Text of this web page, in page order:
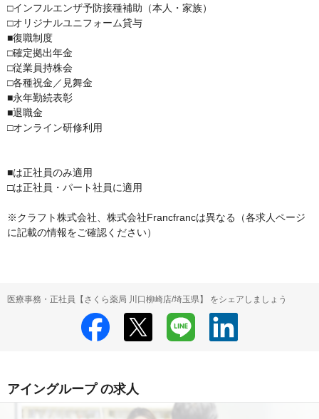
□インフルエンザ予防接種補助（本人・家族）
□オリジナルユニフォーム貸与
■復職制度
□確定拠出年金
□従業員持株会
□各種祝金／見舞金
■永年勤続表彰
■退職金
□オンライン研修利用
■は正社員のみ適用
□は正社員・パート社員に適用
※クラフト株式会社、株式会社Francfrancは異なる（各求人ページ
に記載の情報をご確認ください）
医療事務・正社員【さくら薬局 川口柳崎店/埼玉県】 をシェアしましょう
アイングループ の求人